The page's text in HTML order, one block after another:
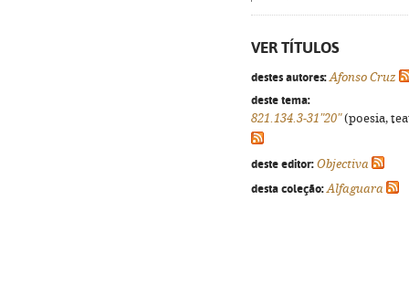
VER TÍTULOS
destes autores: Afonso Cruz
deste tema:
821.134.3-31"20"(poesia,
deste editor: Objectiva
desta coleção: Alfaguara